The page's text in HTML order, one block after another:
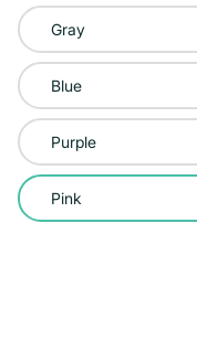
no
disponible
Gray
Blue
Purple
Pink